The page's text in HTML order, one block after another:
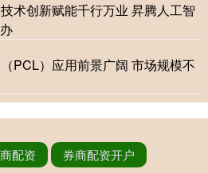
术创新赋能千行万业 昇腾人工智
PCL）应用前景广阔 市场规模不
配资 券商配资开户